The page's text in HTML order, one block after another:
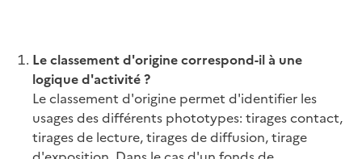
Le classement d'origine correspond-ilà une
logique d'activité ?
Le classement d'origine permet d'identifier les
usages des différents phototypes: tirages contact,
tirages de lecture, tirages de diffusion, tirage